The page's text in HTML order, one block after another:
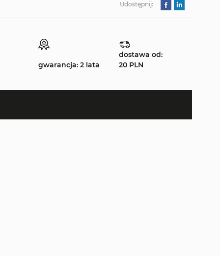
Udostępnij:
gwarancja: 2 lata
dostawa od:
20 PLN